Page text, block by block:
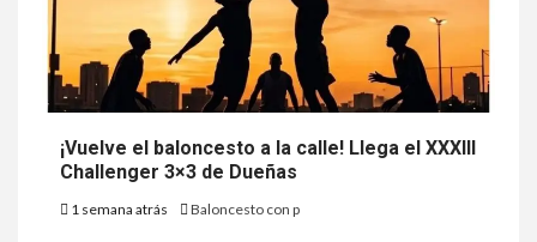
¡Vuelve el baloncesto a la calle! Llega el XXXIII
Challenger 3×3 de Dueñas
1 semana atrás Baloncesto con p